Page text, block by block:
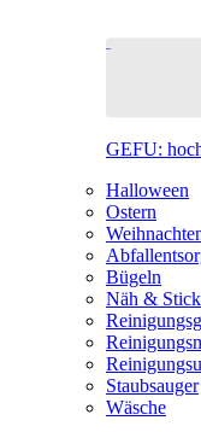
GEFU:
Halloween
Ostern
Bügeln
Näh &
Staubsauger
Wäsche